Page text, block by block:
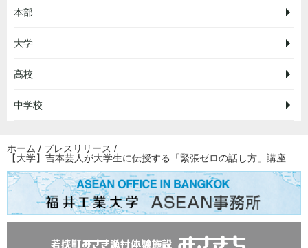
本部
大学
高校
中学校
ホーム / プレスリリース /
【大学】吉本芸人が大学生に伝授する「緊張ゼロの話し方」講座